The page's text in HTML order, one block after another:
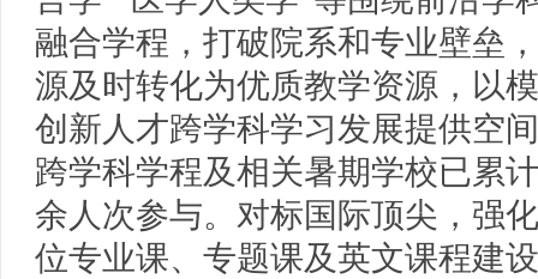
融合学程，打破院系和专业壁垒
源及时转化为优质教学资源，以
创新人才跨学科学习发展提供空
跨学科学程及相关暑期学校已累
余人次参与。对标国际顶尖，强
位专业课、专题课及英文课程建